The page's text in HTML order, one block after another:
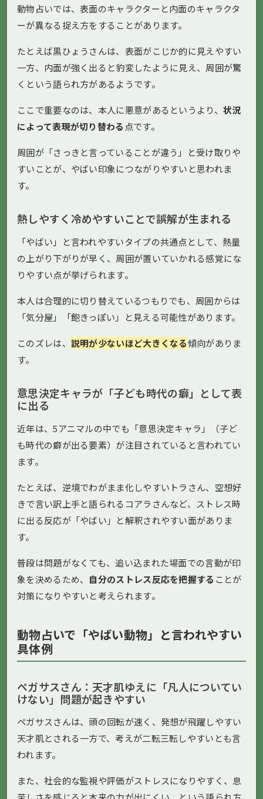
動物占いでは、表面のキャラクターと内面のキャラクタ
ーが異なる捉え方をすることがあります。
たとえば黒ひょうさんは、表面がこじか的に見えやすい
一方、内面が強く出ると豹変したように見え、周囲が驚
くという語られ方があるようです。
ここで重要なのは、本人に悪意があるというより、 状況
によって表現が切り替わる 点です。
周囲が「さっきと言っていることが違う」と受け取りや
すいことが、やばい印象につながりやすいと思われま
す。
熱しやすく冷めやすいことで誤解が生まれる
「やばい」と言われやすいタイプの共通点として、熱量
の上がり下がりが早く、周囲が置いていかれる感覚にな
りやすい点が挙げられます。
本人は合理的に切り替えているつもりでも、周囲からは
「気分屋」「飽きっぽい」と見える可能性があります。
このズレは、 説明が少ないほど大きくなる傾向がありま
す。
意思決定キャラが「子ども時代の癖」として表
に出る
近年は、5アニマルの中でも「意思決定キャラ」（子ど
も時代の癖が出る要素）が注目されていると言われてい
ます。
たとえば、逆境でわがまま化しやすいトラさん、空想好
きで言い訳上手と語られるコアラさんなど、ストレス時
に出る反応が「やばい」と解釈されやすい面がありま
す。
普段は問題がなくても、追い込まれた場面での言動が印
象を決めるため、 自分のストレス反応を把握する ことが
対策になりやすいと考えられます。
動物占いで「やばい動物」と言われやすい
具体例
ペガサスさん：天才肌ゆえに「凡人についてい
けない」問題が起きやすい
ペガサスさんは、頭の回転が速く、発想が飛躍しやすい
天才肌とされる一方で、考えが二転三転しやすいとも言
われます。
また、社会的な監視や評価がストレスになりやすく、息